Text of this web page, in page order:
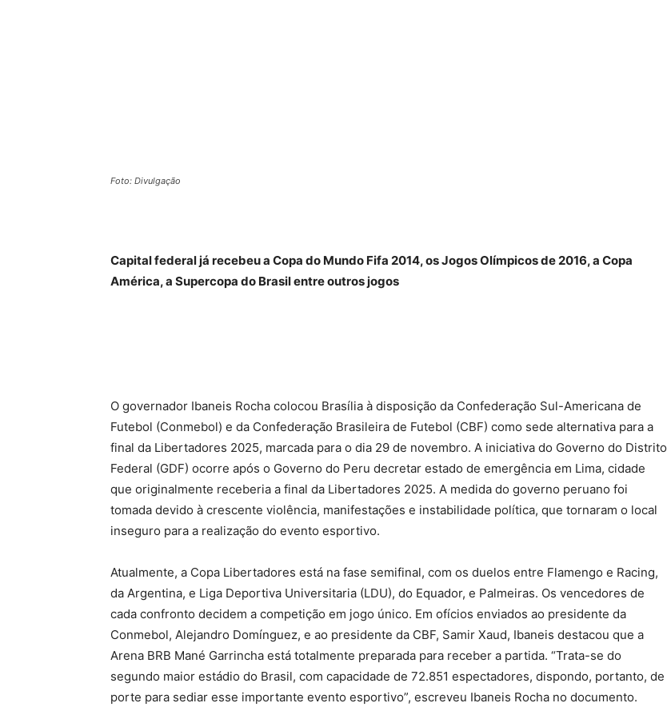
Foto: Divulgação
Capital federal já recebeu a Copa do Mundo Fifa 2014, os Jogos Olímpicos de 2016, a Copa
América, a Supercopa do Brasil entre outros jogos
O governador Ibaneis Rocha colocou Brasília à disposição da Confederação Sul-Americana de
Futebol (Conmebol) e da Confederação Brasileira de Futebol (CBF) como sede alternativa para a
final da Libertadores 2025, marcada para o dia 29 de novembro. A iniciativa do Governo do Distrito
Federal (GDF) ocorre após o Governo do Peru decretar estado de emergência em Lima, cidade
que originalmente receberia a final da Libertadores 2025. A medida do governo peruano foi
tomada devido à crescente violência, manifestações e instabilidade política, que tornaram o local
inseguro para a realização do evento esportivo.
Atualmente, a Copa Libertadores está na fase semifinal, com os duelos entre Flamengo e Racing,
da Argentina, e Liga Deportiva Universitaria (LDU), do Equador, e Palmeiras. Os vencedores de
cada confronto decidem a competição em jogo único. Em ofícios enviados ao presidente da
Conmebol, Alejandro Domínguez, e ao presidente da CBF, Samir Xaud, Ibaneis destacou que a
Arena BRB Mané Garrincha está totalmente preparada para receber a partida. “Trata-se do
segundo maior estádio do Brasil, com capacidade de 72.851 espectadores, dispondo, portanto, de
porte para sediar esse importante evento esportivo”, escreveu Ibaneis Rocha no documento.